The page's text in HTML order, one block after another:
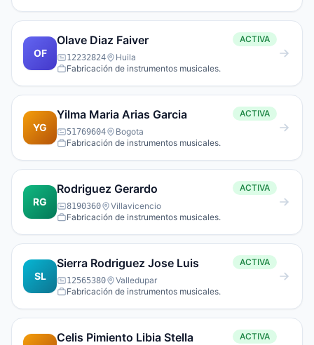
OF
Olave Diaz Faiver ACTIVA
12232824
Huila
Fabricación de instrumentos musicales.
YG
Yilma Maria Arias Garcia ACTIVA
51769604
Bogota
Fabricación de instrumentos musicales.
RG
Rodriguez Gerardo ACTIVA
8190360
Villavicencio
Fabricación de instrumentos musicales.
SL
Sierra Rodriguez Jose Luis ACTIVA
12565380
Valledupar
Fabricación de instrumentos musicales.
Celis Pimiento Libia Stella ACTIVA